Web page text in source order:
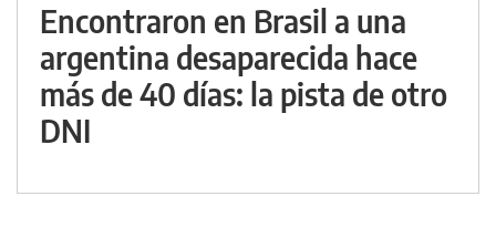
Encontraron en Brasil a una
argentina desaparecida hace
más de 40 días: la pista de otro
DNI